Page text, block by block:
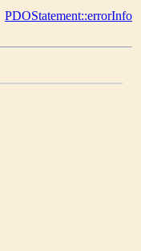
PDOStatement::errorInfo